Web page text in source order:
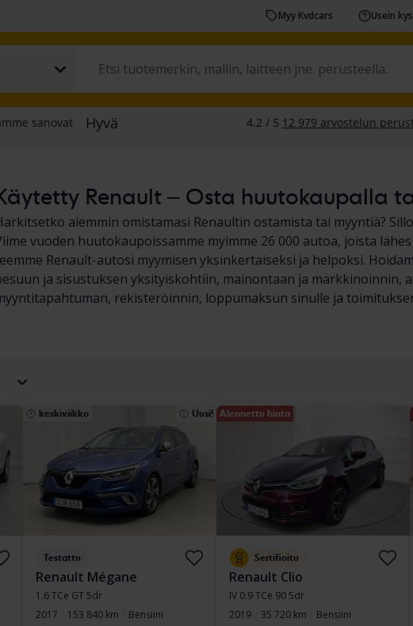
Myy Kvdcars Usein
Renault – Osta huutokaupalla
aiemmin omistamasi Renaultin ostamista tai myyntiä?
vuoden huutokaupoissamme myimme 26 000 autoa, joista
Renault-autosi myymisen yksinkertaiseksi ja helpoksi.
ja sisustuksen yksityiskohtiin, mainontaan ja markkinoinnin,
rekisteröinnin, loppumaksun sinulle ja
keskiviikko Uusi!
Testattu
Renault Mégane
1.6 TCe GT 5dr
2017
153 840 km
Bensiini
Alennettu hinta
Sertifioitu
Renault Clio
IV 0.9 TCe 90 5dr
2019
35 720 km
Bensiini